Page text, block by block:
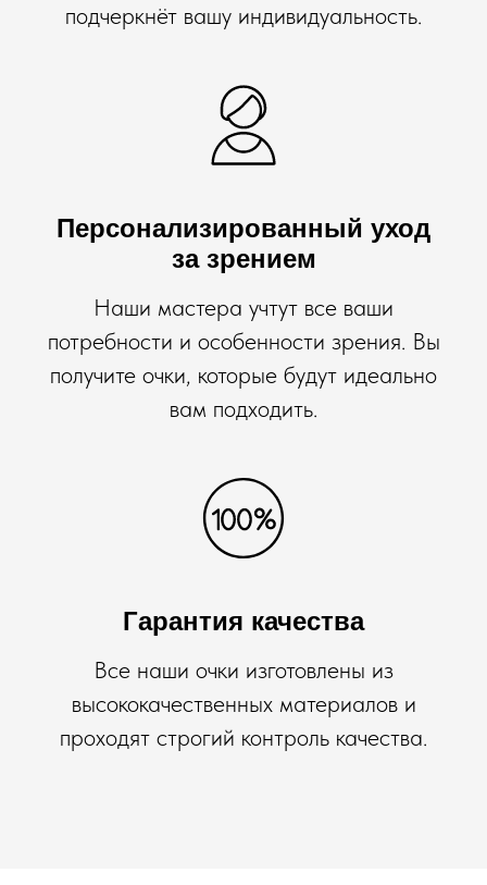
подчеркнёт вашу индивидуальность.
Персонализированный уход
за зрением
Наши мастера учтут все ваши
потребности и особенности зрения. Вы
получите очки, которые будут идеально
вам подходить.
Гарантия качества
Все наши очки изготовлены из
высококачественных материалов и
проходят строгий контроль качества.